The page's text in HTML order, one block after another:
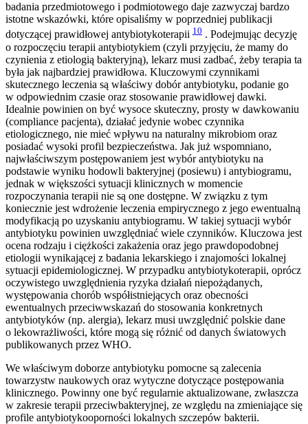
badania przedmiotowego i podmiotowego daje zazwyczaj bardzo
istotne wskazówki, które opisaliśmy w poprzedniej publikacji
dotyczącej prawidłowej antybiotykoterapii 10 . Podejmując decyzję
o rozpoczęciu terapii antybiotykiem (czyli przyjęciu, że mamy do
czynienia z etiologią bakteryjną), lekarz musi zadbać, żeby terapia ta
była jak najbardziej prawidłowa. Kluczowymi czynnikami
skutecznego leczenia są właściwy dobór antybiotyku, podanie go
w odpowiednim czasie oraz stosowanie prawidłowej dawki.
Idealnie powinien on być wysoce skuteczny, prosty w dawkowaniu
(compliance pacjenta), działać jedynie wobec czynnika
etiologicznego, nie mieć wpływu na naturalny mikrobiom oraz
posiadać wysoki profil bezpieczeństwa. Jak już wspomniano,
najwłaściwszym postępowaniem jest wybór antybiotyku na
podstawie wyniku hodowli bakteryjnej (posiewu) i antybiogramu,
jednak w większości sytuacji klinicznych w momencie
rozpoczynania terapii nie są one dostępne. W związku z tym
koniecznie jest wdrożenie leczenia empirycznego z jego ewentualną
modyfikacją po uzyskaniu antybiogramu. W takiej sytuacji wybór
antybiotyku powinien uwzględniać wiele czynników. Kluczowa jest
ocena rodzaju i ciężkości zakażenia oraz jego prawdopodobnej
etiologii wynikającej z badania lekarskiego i znajomości lokalnej
sytuacji epidemiologicznej. W przypadku antybiotykoterapii, oprócz
oczywistego uwzględnienia ryzyka działań niepożądanych,
występowania chorób współistniejących oraz obecności
ewentualnych przeciwwskazań do stosowania konkretnych
antybiotyków (np. alergia), lekarz musi uwzględnić polskie dane
o lekowrażliwości, które mogą się różnić od danych światowych
publikowanych przez WHO.
We właściwym doborze antybiotyku pomocne są zalecenia
towarzystw naukowych oraz wytyczne dotyczące postępowania
klinicznego. Powinny one być regularnie aktualizowane, zwłaszcza
w zakresie terapii przeciwbakteryjnej, ze względu na zmieniające się
profile antybiotykooporności lokalnych szczepów bakterii.